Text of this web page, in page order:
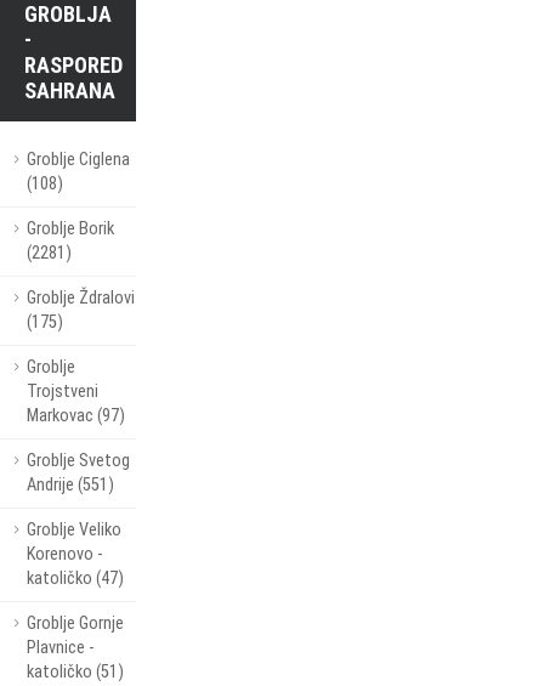
GROBLJA
-
RASPORED
SAHRANA
Groblje Ciglena
(108)
Groblje Borik
(2281)
Groblje Ždralovi
(175)
Groblje
Trojstveni
Markovac (97)
Groblje Svetog
Andrije (551)
Groblje Veliko
Korenovo -
katoličko (47)
Groblje Gornje
Plavnice -
katoličko (51)